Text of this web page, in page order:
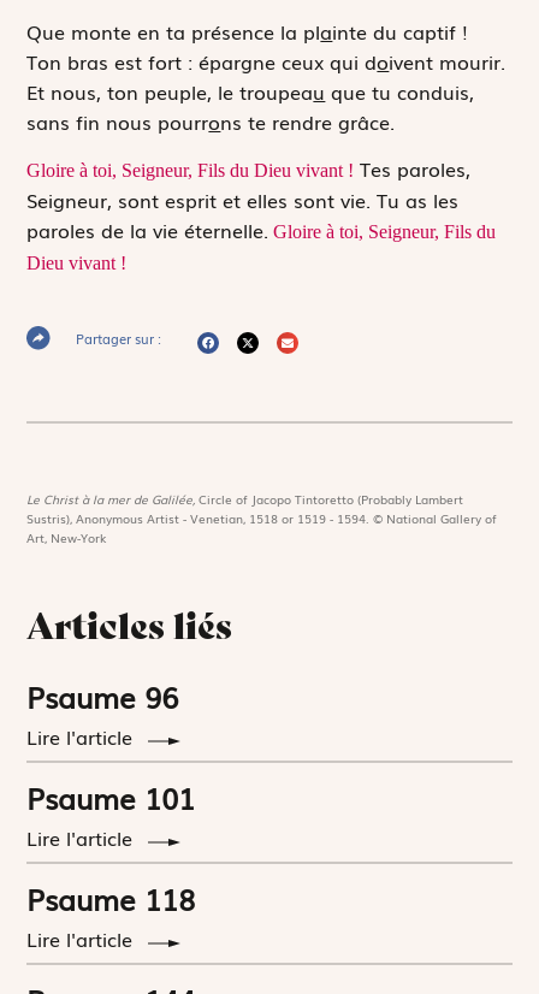
Que monte en ta présence la plainte du captif !
Ton bras est fort : épargne ceux qui doivent mourir.
Et nous, ton peuple, le troupeau que tu conduis,
sans fin nous pourrons te rendre grâce.
Gloire à toi, Seigneur, Fils du Dieu vivant ! Tes paroles,
Seigneur, sont esprit et elles sont vie. Tu as les
paroles de la vie éternelle. Gloire à toi, Seigneur, Fils du
Dieu vivant !
Partager sur :
Le Christ à la mer de Galilée,Circle of Jacopo Tintoretto (Probably Lambert
Sustris), Anonymous Artist - Venetian, 1518 or 1519 - 1594. © National Gallery of
Art, New-York
Articles liés
Psaume 96
Lire l'article
Psaume 101
Lire l'article
Psaume 118
Lire l'article